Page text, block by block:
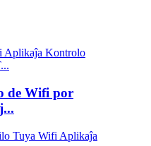
de Wifi por